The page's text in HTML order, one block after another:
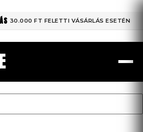
30.000 FT FELETTI VÁSÁRLÁS ESETÉN